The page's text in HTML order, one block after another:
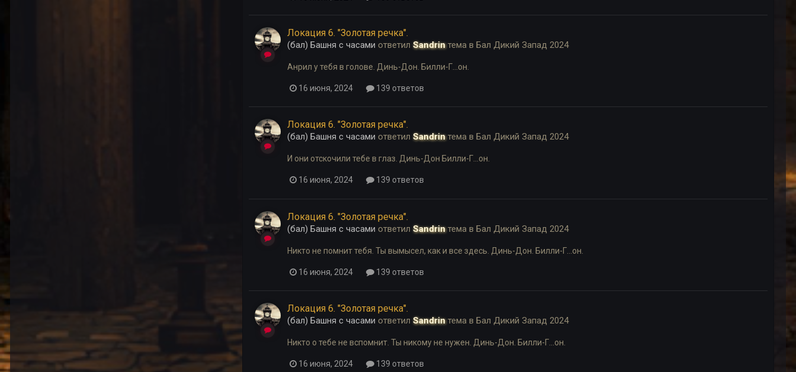
Локация 6. "Золотая речка".
(бал) Башня с часами ответил Sandrinтема в Бал Дикий Запад 2024
Анрил у тебя в голове. Динь-Дон. Билли-Г...он.
16 июня, 2024 139 ответов
Локация 6. "Золотая речка".
(бал) Башня с часами ответил Sandrinтема в Бал Дикий Запад 2024
И они отскочили тебе в глаз. Динь-Дон Билли-Г...он.
16 июня, 2024 139 ответов
Локация 6. "Золотая речка".
(бал) Башня с часами ответил Sandrinтема в Бал Дикий Запад 2024
Никто не помнит тебя. Ты вымысел, как и все здесь. Динь-Дон. Билли-Г...он.
16 июня, 2024 139 ответов
Локация 6. "Золотая речка".
(бал) Башня с часами ответил Sandrinтема в Бал Дикий Запад 2024
Никто о тебе не вспомнит. Ты никому не нужен. Динь-Дон. Билли-Г...он.
16 июня, 2024 139 ответов